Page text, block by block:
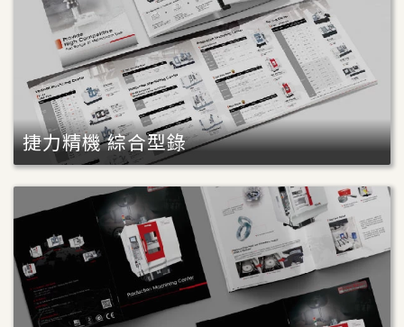
捷力精機 綜合型錄